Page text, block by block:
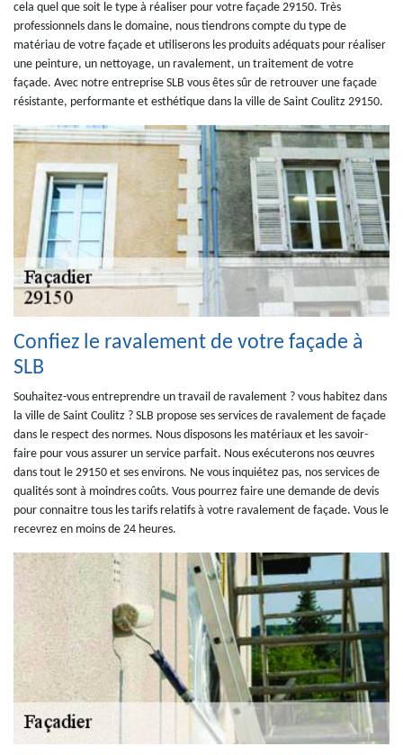
cela quel que soit le type à réaliser pour votre façade 29150. Très
professionnels dans le domaine, nous tiendrons compte du type de
matériau de votre façade et utiliserons les produits adéquats pour réaliser
une peinture, un nettoyage, un ravalement, un traitement de votre
façade. Avec notre entreprise SLB vous êtes sûr de retrouver une façade
résistante, performante et esthétique dans la ville de Saint Coulitz 29150.
Confiez le ravalement de votre façade à
SLB
Souhaitez-vous entreprendre un travail de ravalement ? vous habitez dans
la ville de Saint Coulitz ? SLB propose ses services de ravalement de façade
dans le respect des normes. Nous disposons les matériaux et les savoir-
faire pour vous assurer un service parfait. Nous exécuterons nos œuvres
dans tout le 29150 et ses environs. Ne vous inquiétez pas, nos services de
qualités sont à moindres coûts. Vous pourrez faire une demande de devis
pour connaitre tous les tarifs relatifs à votre ravalement de façade. Vous le
recevrez en moins de 24 heures.